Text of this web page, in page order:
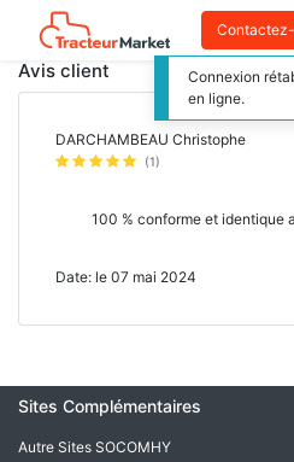
Avis client
DARCHAMBEAU Christophe
(1)
100 % conforme et identique
Date: le 07 mai 2024
Sites Complémentaires
Autre Sites SOCOMHY
Connexion
en ligne.